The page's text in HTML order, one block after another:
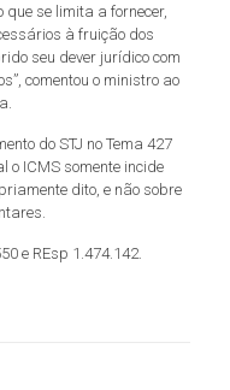
que se limita a fornecer,
à fruição dos
seu dever jurídico com
comentou o ministro ao
do STJ no Tema 427
o ICMS somente incide
dito, e não sobre
e REsp 1.474.142.